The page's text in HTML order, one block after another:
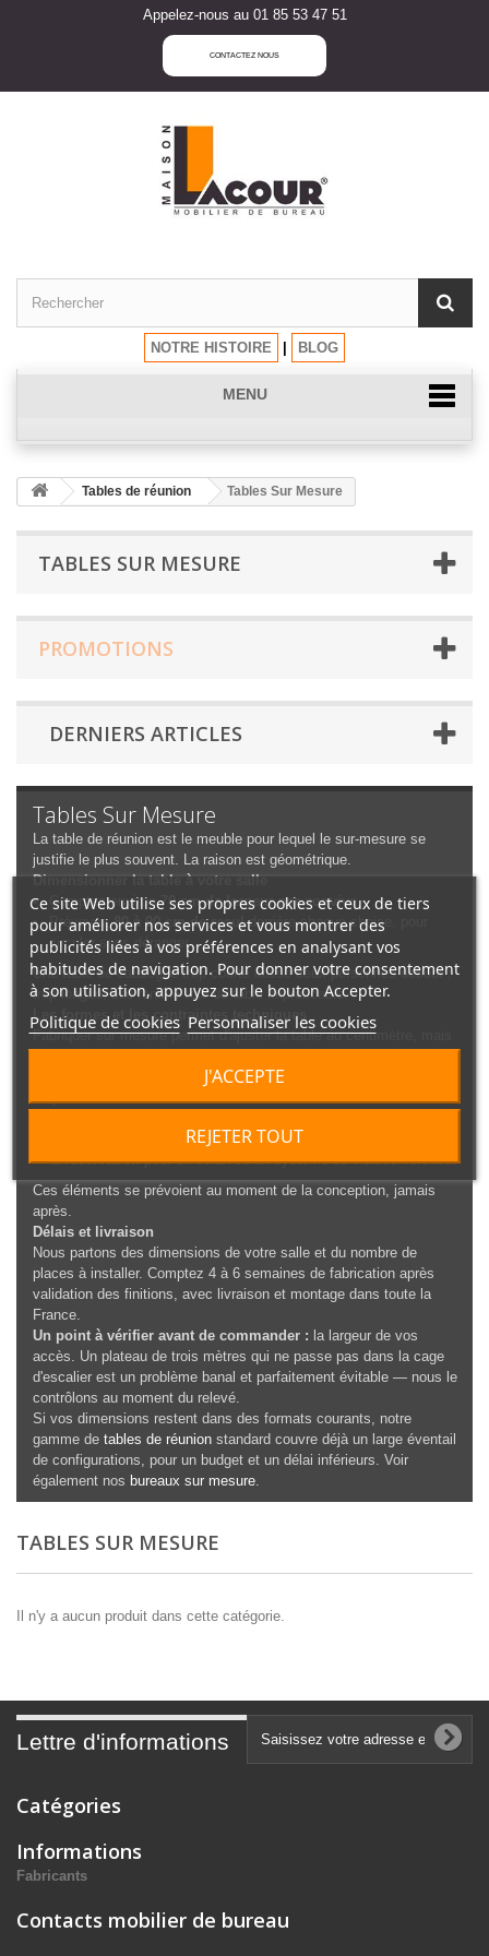
Appelez-nous au 01 85 53 47 51
CONTACTEZ NOUS
NOTRE HISTOIRE BLOG
MENU
Tables de réunion Tables Sur Mesure
TABLES SUR MESURE
PROMOTIONS
DERNIERS ARTICLES
Tables Sur Mesure
La table de réunion est le meuble pour lequel le sur-mesure se
justifie le plus souvent. La raison est géométrique.
Dimensionner la table à votre salle
Comptez environ70 cm de largeur par convive .
Prévoyez80 à 90 cm de reculderrière chaque chaise, pour
circuler sans déranger.
Une table de catalogue trop courte laisse deux personnes debout ;
trop longue, elle rend le tour de table impraticable.
Les formes et les contraintes techniques
Fabriquer sur mesure permet d'ajuster la table au centimètre, mais
aussi de choisir la forme — rectangulaire, elliptique, en tonneau, en
U pour les configurations de conseil — et d'intégrer dès le dessin
du plateau :
alimentation en position centrale;
laréservationpour un écran ou un système de visioconférence.
Ces éléments se prévoient au moment de la conception, jamais
après.
Délais et livraison
Nous partons des dimensions de votre salle et du nombre de
places à installer. Comptez 4 à 6 semaines de fabrication après
validation des finitions, avec livraison et montage dans toute la
France.
Un point à vérifier avant de commander : la largeur de vos
accès. Un plateau de trois mètres qui ne passe pas dans la cage
d'escalier est un problème banal et parfaitement évitable — nous le
contrôlons au moment du relevé.
Si vos dimensions restent dans des formats courants, notre
gamme de tables de réunion standard couvre déjà un large éventail
de configurations, pour un budget et un délai inférieurs. Voir
également nos bureaux sur mesure.
TABLES SUR MESURE
Il n'y a aucun produit dans cette catégorie.
Lettre d'informations
Catégories
Informations
Fabricants
Contacts mobilier de bureau
Ce site Web utilise ses propres cookies et ceux de tiers
pour améliorer nos services et vous montrer des
publicités liées à vos préférences en analysant vos
habitudes de navigation. Pour donner votre consentement
à son utilisation, appuyez sur le bouton Accepter.
Politique de cookies Personnaliser les cookies
REJETER TOUT
J'ACCEPTE